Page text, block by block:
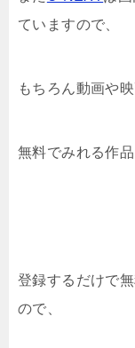
ていますので、
もちろん動画や
無料でみれる作
登録するだけで
ので、